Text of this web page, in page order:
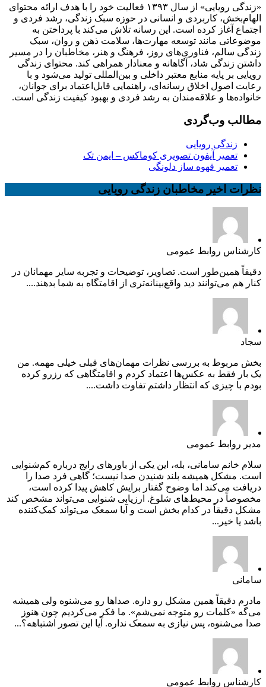
«زندگی رویایی» از سال ۱۳۹۳ فعالیت خود را با هدف ارائه محتوای
الهام‌بخش، کاربردی و انسانی در حوزه سبک زندگی، رشد فردی و
اجتماع آغاز کرده است. این رسانه تلاش می‌کند با پرداختن به
موضوعاتی مانند توسعه مهارت‌ها، سلامت ذهن و روان، سبک
زندگی سالم، فناوری‌های روز، فرهنگ و هنر، مخاطبان را در مسیر
داشتن زندگی شاد، آگاهانه و معنادار همراهی کند. محتوای زندگی
رویایی بر پایه منابع معتبر داخلی و بین‌المللی تولید می‌شود و با
رعایت اصول اخلاق رسانه‌ای، راهنمایی قابل‌اعتماد برای جوانان،
خانواده‌ها و علاقه‌مندان به رشد فردی و بهبود کیفیت زندگی است.
مطالب وب‌گردی
زندگی رویایی
تعمیر آیفون تصویری کوماکس – ایمن تک
تعمیر قهوه ساز دلونگی
نظرات اخیر مخاطبان زندگی رویایی
کارشناس روابط عمومی
دقیقاً همین‌طور است. تصاویر، توضیحات و تجربه سایر مهمانان در
کنار هم می‌توانند دید واقع‌بینانه‌تری از اقامتگاه به شما بدهند....
سجاد
بخش مربوط به بررسی نظرات مهمان‌های قبلی خیلی مهمه. من
یک بار فقط به عکس‌ها اعتماد کردم و اقامتگاهی که رزرو کرده
بودم با چیزی که انتظار داشتم تفاوت داشت....
مدیر روابط عمومی
سلام خانم سامانی، بله، این یکی از باورهای رایج درباره کم‌شنوایی
است. مشکل همیشه بلند شنیدن صدا نیست؛ گاهی فرد صدا را
دریافت می‌کند اما وضوح گفتار برایش کاهش پیدا کرده است،
مخصوصاً در محیط‌های شلوغ. ارزیابی شنوایی می‌تواند مشخص کند
مشکل دقیقاً در کدام بخش است و آیا سمعک می‌تواند کمک‌کننده
باشد یا خیر...
سامانی
مادرم دقیقاً همین مشکل رو داره. صداها رو می‌شنوه ولی همیشه
می‌گه «کلمات رو متوجه نمی‌شم». ما فکر می‌کردیم چون هنوز
صدا می‌شنوه، پس نیازی به سمعک نداره. آیا این تصور اشتباهه؟...
کارشناس روابط عمومی